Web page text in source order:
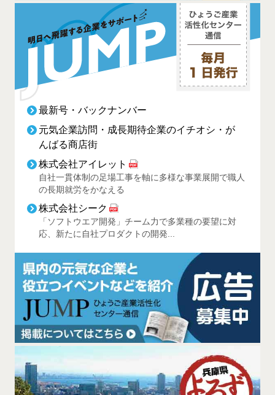
最新号・バックナンバー
元気企業訪問・成長期待企業のイチオシ・が
んばる商店街
株式会社アイレット
自社一貫体制の足場工事を軸に多様な事業展開で職人
の長期就労をかなえる
株式会社シーク
「ソフトウエア開発」チーム力で多業種の要望に対
応、新たに自社プロダクトの開発...